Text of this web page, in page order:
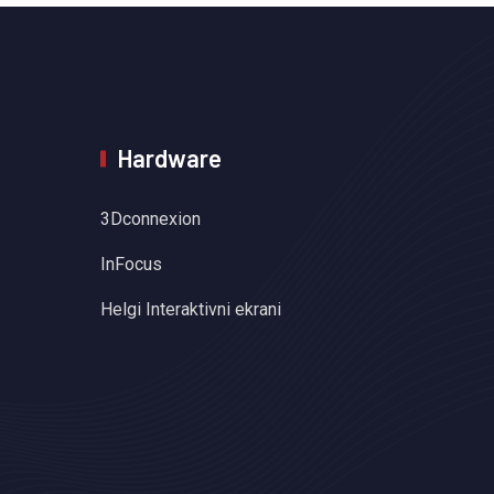
Hardware
3Dconnexion
InFocus
Helgi Interaktivni ekrani